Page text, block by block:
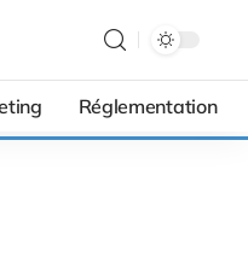
Réglementation